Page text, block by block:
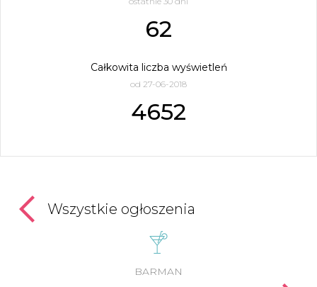
62
Całkowita liczba wyświetleń
od 27-06-2018
4652
Wszystkie ogłoszenia
BARMAN